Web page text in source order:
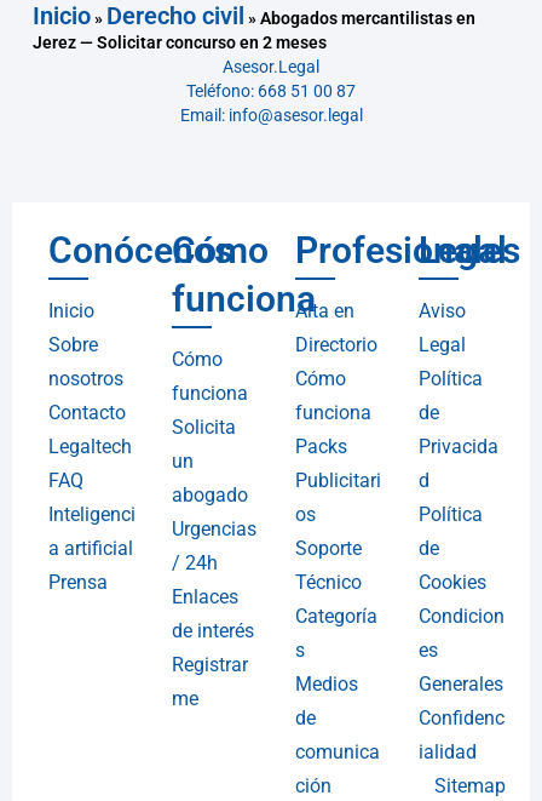
Inicio» Derecho civil »Abogados mercantilistas en
Jerez — Solicitar concurso en 2 meses
Asesor.Legal
Teléfono: 668 51 00 87
Email: info@asesor.legal
Conócenos
Inicio
Sobre
nosotros
Contacto
Legaltech
FAQ
Inteligenci
a artificial
Prensa
Cómo
funciona
Cómo
funciona
Solicita
un
abogado
Urgencias
/ 24h
Enlaces
de interés
Registrar
me
Profesionales
Alta en
Directorio
Cómo
funciona
Packs
Publicitari
os
Soporte
Técnico
Categoría
s
Medios
de
comunica
ción
Legal
Aviso
Legal
Política
de
Privacida
d
Política
de
Cookies
Condicion
es
Generales
Confidenc
ialidad
Sitemap